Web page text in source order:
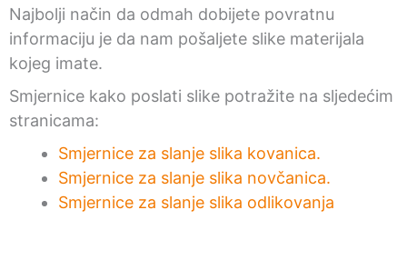
Najbolji način da odmah dobijete povratnu
informaciju je da nam pošaljete slike materijala
kojeg imate.
Smjernice kako poslati slike potražite na sljedećim
stranicama:
Smjernice za slanje slika kovanica.
Smjernice za slanje slika novčanica.
Smjernice za slanje slika odlikovanja